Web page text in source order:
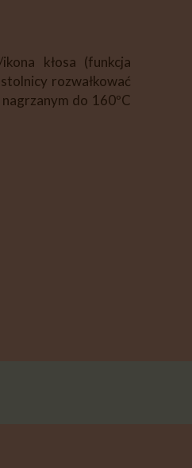
kłosa (funkcja
rozwałkować
do 160ºC